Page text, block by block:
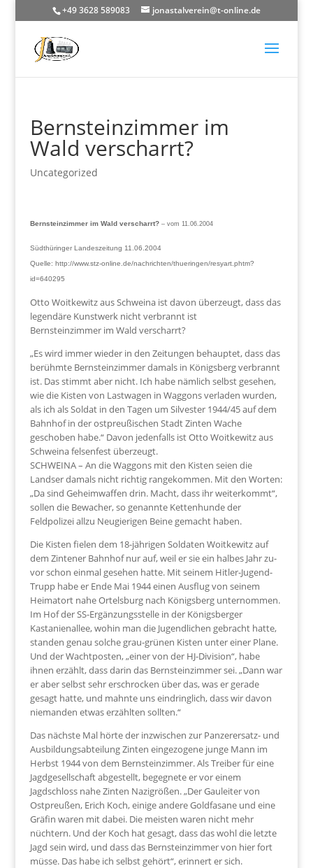
+49 3628 589083 jonastalverein@t-online.de
Bernsteinzimmer im
Wald verscharrt?
Uncategorized
Bernsteinzimmer im Wald verscharrt?– vom 11.06.2004
Südthüringer Landeszeitung 11.06.2004
Quelle: http://www.stz-online.de/nachrichten/thueringen/resyart.phtm?
id=640295
Otto Woitkewitz aus Schweina ist davon überzeugt, dass das
legendäre Kunstwerk nicht verbrannt ist
Bernsteinzimmer im Wald verscharrt?
„Es wird immer wieder in den Zeitungen behauptet, dass das
berühmte Bernsteinzimmer damals in Königsberg verbrannt
ist. Das stimmt aber nicht. Ich habe nämlich selbst gesehen,
wie die Kisten von Lastwagen in Waggons verladen wurden,
als ich als Soldat in den Tagen um Silvester 1944/45 auf dem
Bahnhof in der ostpreußischen Stadt Zinten Wache
geschoben habe.“ Davon jedenfalls ist Otto Woitkewitz aus
Schweina felsenfest überzeugt.
SCHWEINA – An die Waggons mit den Kisten seien die
Landser damals nicht richtig rangekommen. Mit den Worten:
„Da sind Geheimwaffen drin. Macht, dass ihr weiterkommt“,
sollen die Bewacher, so genannte Kettenhunde der
Feldpolizei allzu Neugierigen Beine gemacht haben.
Die Kisten fielen dem 18-jährigen Soldaten Woitkewitz auf
dem Zintener Bahnhof nur auf, weil er sie ein halbes Jahr zu-
vor schon einmal gesehen hatte. Mit seinem Hitler-Jugend-
Trupp habe er Ende Mai 1944 einen Ausflug von seinem
Heimatort nahe Ortelsburg nach Königsberg unternommen.
Im Hof der SS-Ergänzungsstelle in der Königsberger
Kastanienallee, wohin man die Jugendlichen gebracht hatte,
standen genau solche grau-grünen Kisten unter einer Plane.
Und der Wachtposten, „einer von der HJ-Division“, habe
ihnen erzählt, dass darin das Bernsteinzimmer sei. „Dann war
er aber selbst sehr erschrocken über das, was er gerade
gesagt hatte, und mahnte uns eindringlich, dass wir davon
niemanden etwas erzählten sollten.“
Das nächste Mal hörte der inzwischen zur Panzerersatz- und
Ausbildungsabteilung Zinten eingezogene junge Mann im
Herbst 1944 von dem Bernsteinzimmer. Als Treiber für eine
Jagdgesellschaft abgestellt, begegnete er vor einem
Jagdschloss nahe Zinten Nazigrößen. „Der Gauleiter von
Ostpreußen, Erich Koch, einige andere Goldfasane und eine
Gräfin waren mit dabei. Die meisten waren nicht mehr
nüchtern. Und der Koch hat gesagt, dass das wohl die letzte
Jagd sein wird, und dass das Bernsteinzimmer von hier fort
müsse. Das habe ich selbst gehört“, erinnert er sich.